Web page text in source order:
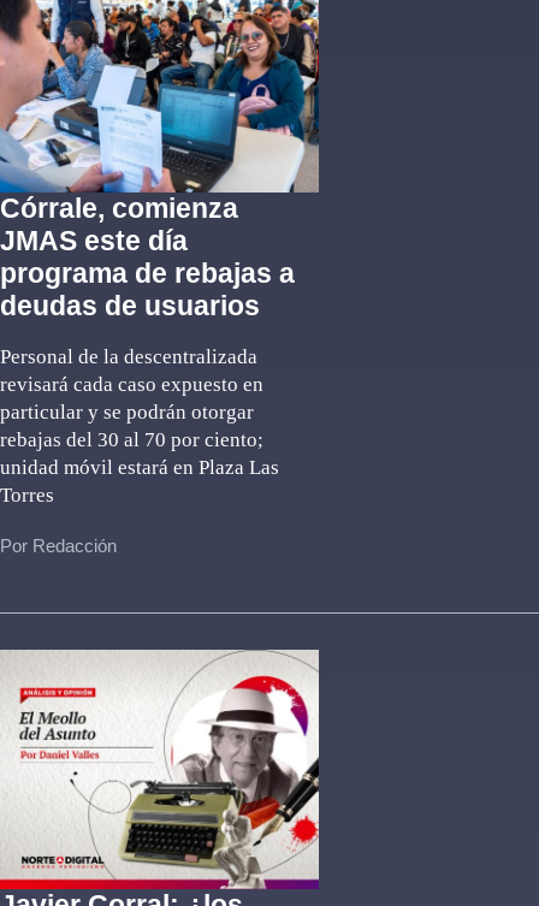
Córrale, comienza
JMAS este día
programa de rebajas a
deudas de usuarios
Personal de la descentralizada
revisará cada caso expuesto en
particular y se podrán otorgar
rebajas del 30 al 70 por ciento;
unidad móvil estará en Plaza Las
Torres
Por Redacción